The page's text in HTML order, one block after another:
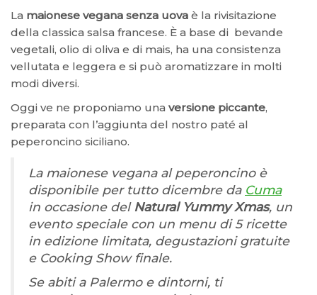
La maionese vegana senza uova è la rivisitazione
della classica salsa francese. È a base di bevande
vegetali, olio di oliva e di mais, ha una consistenza
vellutata e leggera e si può aromatizzare in molti
modi diversi.
Oggi ve ne proponiamo una versione piccante,
preparata con l’aggiunta del nostro paté al
peperoncino siciliano.
La maionese vegana al peperoncino è
disponibile per tutto dicembre da Cuma
in occasione del Natural Yummy Xmas, un
evento speciale con un menu di 5 ricette
in edizione limitata, degustazioni gratuite
e Cooking Show finale.
Se abiti a Palermo e dintorni, ti